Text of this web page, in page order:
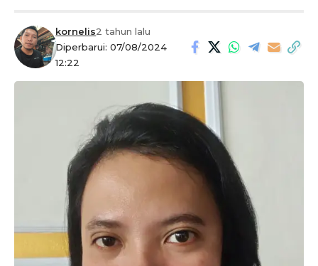
Diperbarui: 07/08/2024
12:22
kornelis2 tahun lalu